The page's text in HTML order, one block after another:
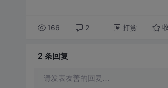
166 2 打赏
2 条回复
请发表友善的回复…